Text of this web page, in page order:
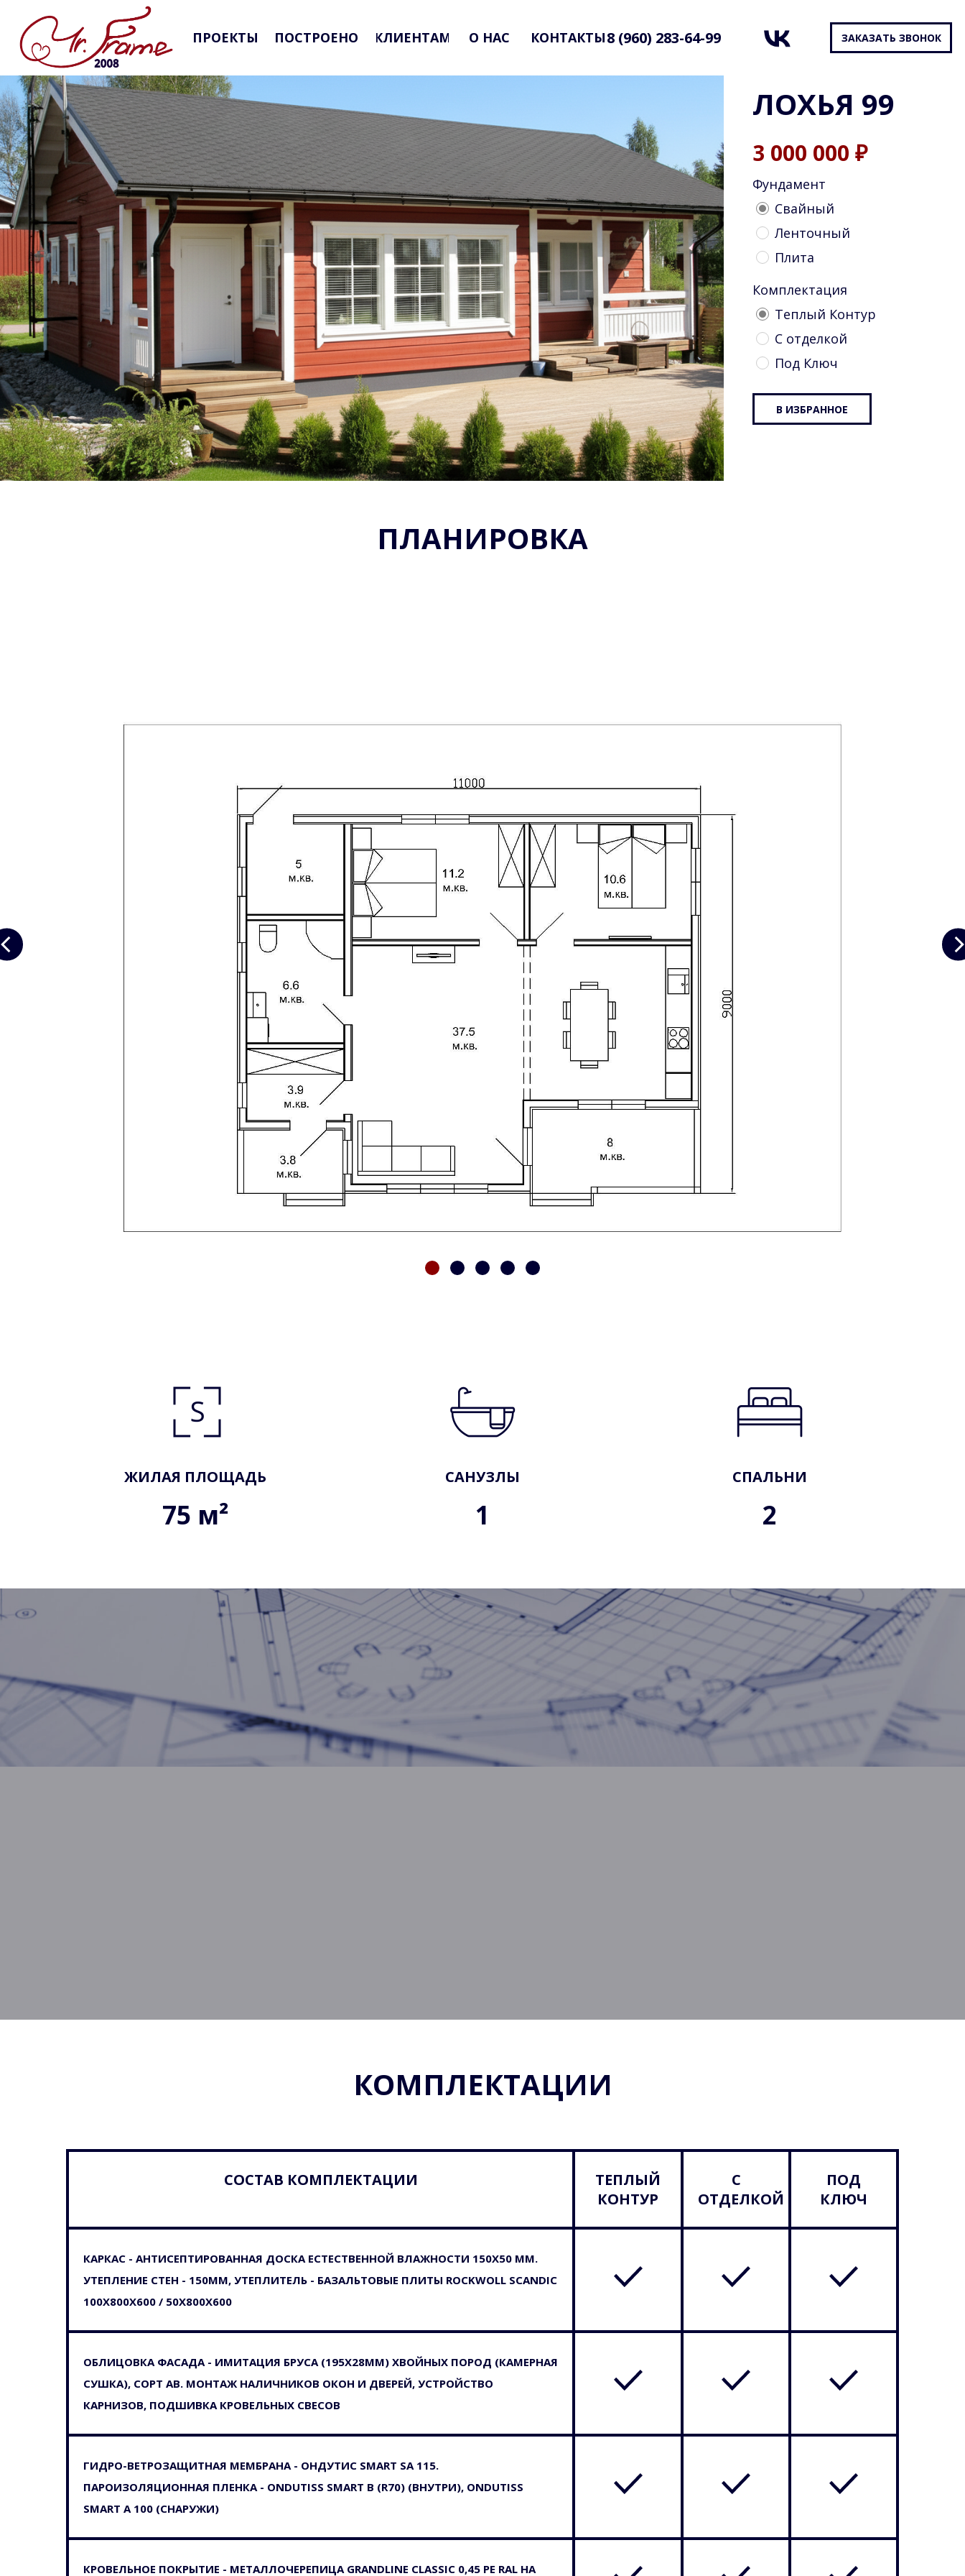
ПОСТРОЕНО КОНТАКТЫ
КЛИЕНТАМ О НАС
ПРОЕКТЫ 8 (960) 283-64-99 ЗАКАЗАТЬ ЗВОНОК
ЛОХЬЯ 99
3 000 000 ₽
Фундамент
Cвайный
Ленточный
Плита
Комплектация
Теплый Контур
С отделкой
Под Ключ
В ИЗБРАННОЕ
ПЛАНИРОВКА
ЖИЛАЯ ПЛОЩАДЬ
75 м²
САНУЗЛЫ
1
СПАЛЬНИ
2
КОМПЛЕКТАЦИИ
СОСТАВ КОМПЛЕКТАЦИИ
ТЕПЛЫЙ
КОНТУР
С
ОТДЕЛКОЙ
ПОД
КЛЮЧ
КАРКАС - АНТИСЕПТИРОВАННАЯ ДОСКА ЕСТЕСТВЕННОЙ ВЛАЖНОСТИ 150Х50 ММ.
УТЕПЛЕНИЕ СТЕН - 150ММ, УТЕПЛИТЕЛЬ - БАЗАЛЬТОВЫЕ ПЛИТЫ ROCKWOLL SCANDIC
100Х800Х600 / 50Х800Х600
ОБЛИЦОВКА ФАСАДА - ИМИТАЦИЯ БРУСА (195Х28ММ) ХВОЙНЫХ ПОРОД (КАМЕРНАЯ
СУШКА), СОРТ АВ. МОНТАЖ НАЛИЧНИКОВ ОКОН И ДВЕРЕЙ, УСТРОЙСТВО
КАРНИЗОВ, ПОДШИВКА КРОВЕЛЬНЫХ СВЕСОВ
ГИДРО-ВЕТРОЗАЩИТНАЯ МЕМБРАНА - ОНДУТИС SMART SA 115.
ПАРОИЗОЛЯЦИОННАЯ ПЛЕНКА - ONDUTISS SMART B (R70) (ВНУТРИ), ONDUTISS
SMART A 100 (СНАРУЖИ)
КРОВЕЛЬНОЕ ПОКРЫТИЕ - МЕТАЛЛОЧЕРЕПИЦА GRANDLINE CLASSIC 0,45 PE RAL НА